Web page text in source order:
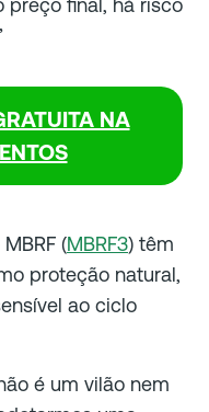
preço final, há risco
NA
MBRF (MBRF3) têm
proteção natural,
ao ciclo
é um vilão nem